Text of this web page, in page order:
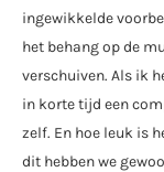
ingewikkelde
het behang op de
verschuiven. Als ik
in korte tijd een
zelf. En hoe leuk is
dit hebben we